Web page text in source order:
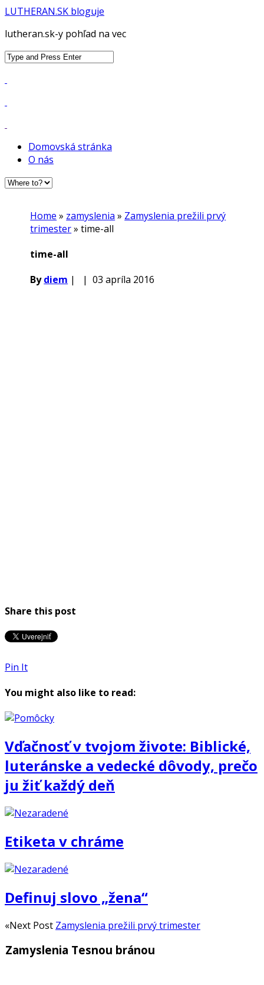
LUTHERAN.SK bloguje
lutheran.sk-y pohľad na vec
Search
Domovská stránka
O nás
Home » zamyslenia » Zamyslenia prežili prvý
trimester»time-all
time-all
Bydiem | |03 apríla 2016
Share this post
Pin It
You might also like to read:
Vďačnosť v tvojom živote: Biblické,
luteránske a vedecké dôvody, prečo
ju žiť každý deň
Etiketa v chráme
Definuj slovo „žena“
«Next Post Zamyslenia prežili prvý trimester
Zamyslenia Tesnou bránou